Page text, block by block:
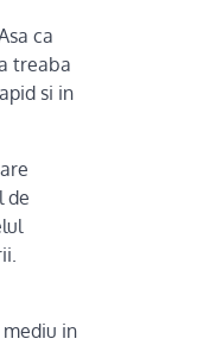
ca
treaba
si in
de
in